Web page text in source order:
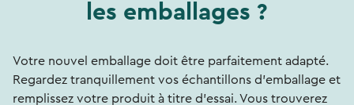
les emballages ?
Votre nouvel emballage doit être parfaitement adapté.
Regardez tranquillement vos échantillons d'emballage et
remplissez votre produit à titre d'essai. Vous trouverez